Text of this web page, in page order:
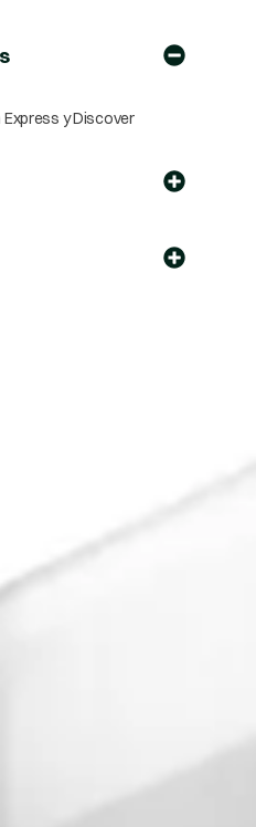
y Discover